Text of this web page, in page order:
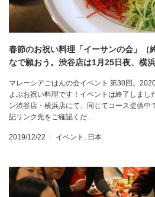
春節のお祝い料理「イーサンの会」（
なで願おう。渋谷店は1月25日夜、横
マレーシアごはんの会イベント 第30回。
よぶお祝い料理です！イベントは終了しまし
ン渋谷店・横浜店にて、同じてコース提供中
記リンク先をご確認くだ…
2019/12/22 イベント , 日本